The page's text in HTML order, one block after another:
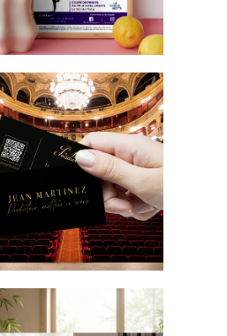
Mer et
mouvement
Affiche A4 pour
montrer tous les cours
de danse donnés par
cette association
basée à La Grande